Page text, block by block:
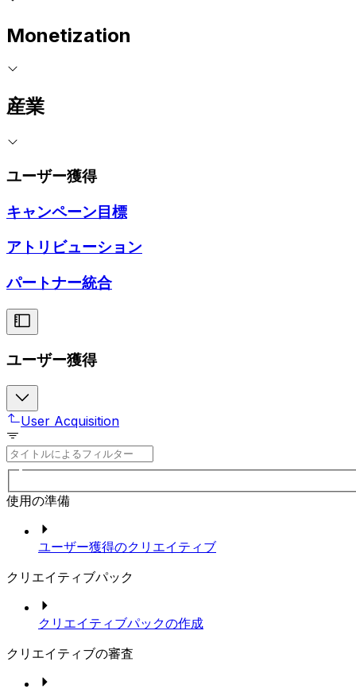
Monetization
産業
ユーザー獲得
キャンペーン目標
アトリビューション
パートナー統合
ユーザー獲得
User Acquisition
使用の準備
ユーザー獲得のクリエイティブ
クリエイティブパック
クリエイティブパックの作成
クリエイティブの審査